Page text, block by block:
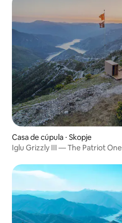
Casa de cúpula ⋅ Skopje
Iglu Grizzly III — The Patriot One